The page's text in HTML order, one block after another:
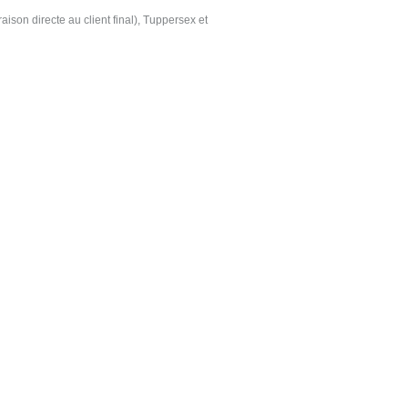
directe au client final), Tuppersex et